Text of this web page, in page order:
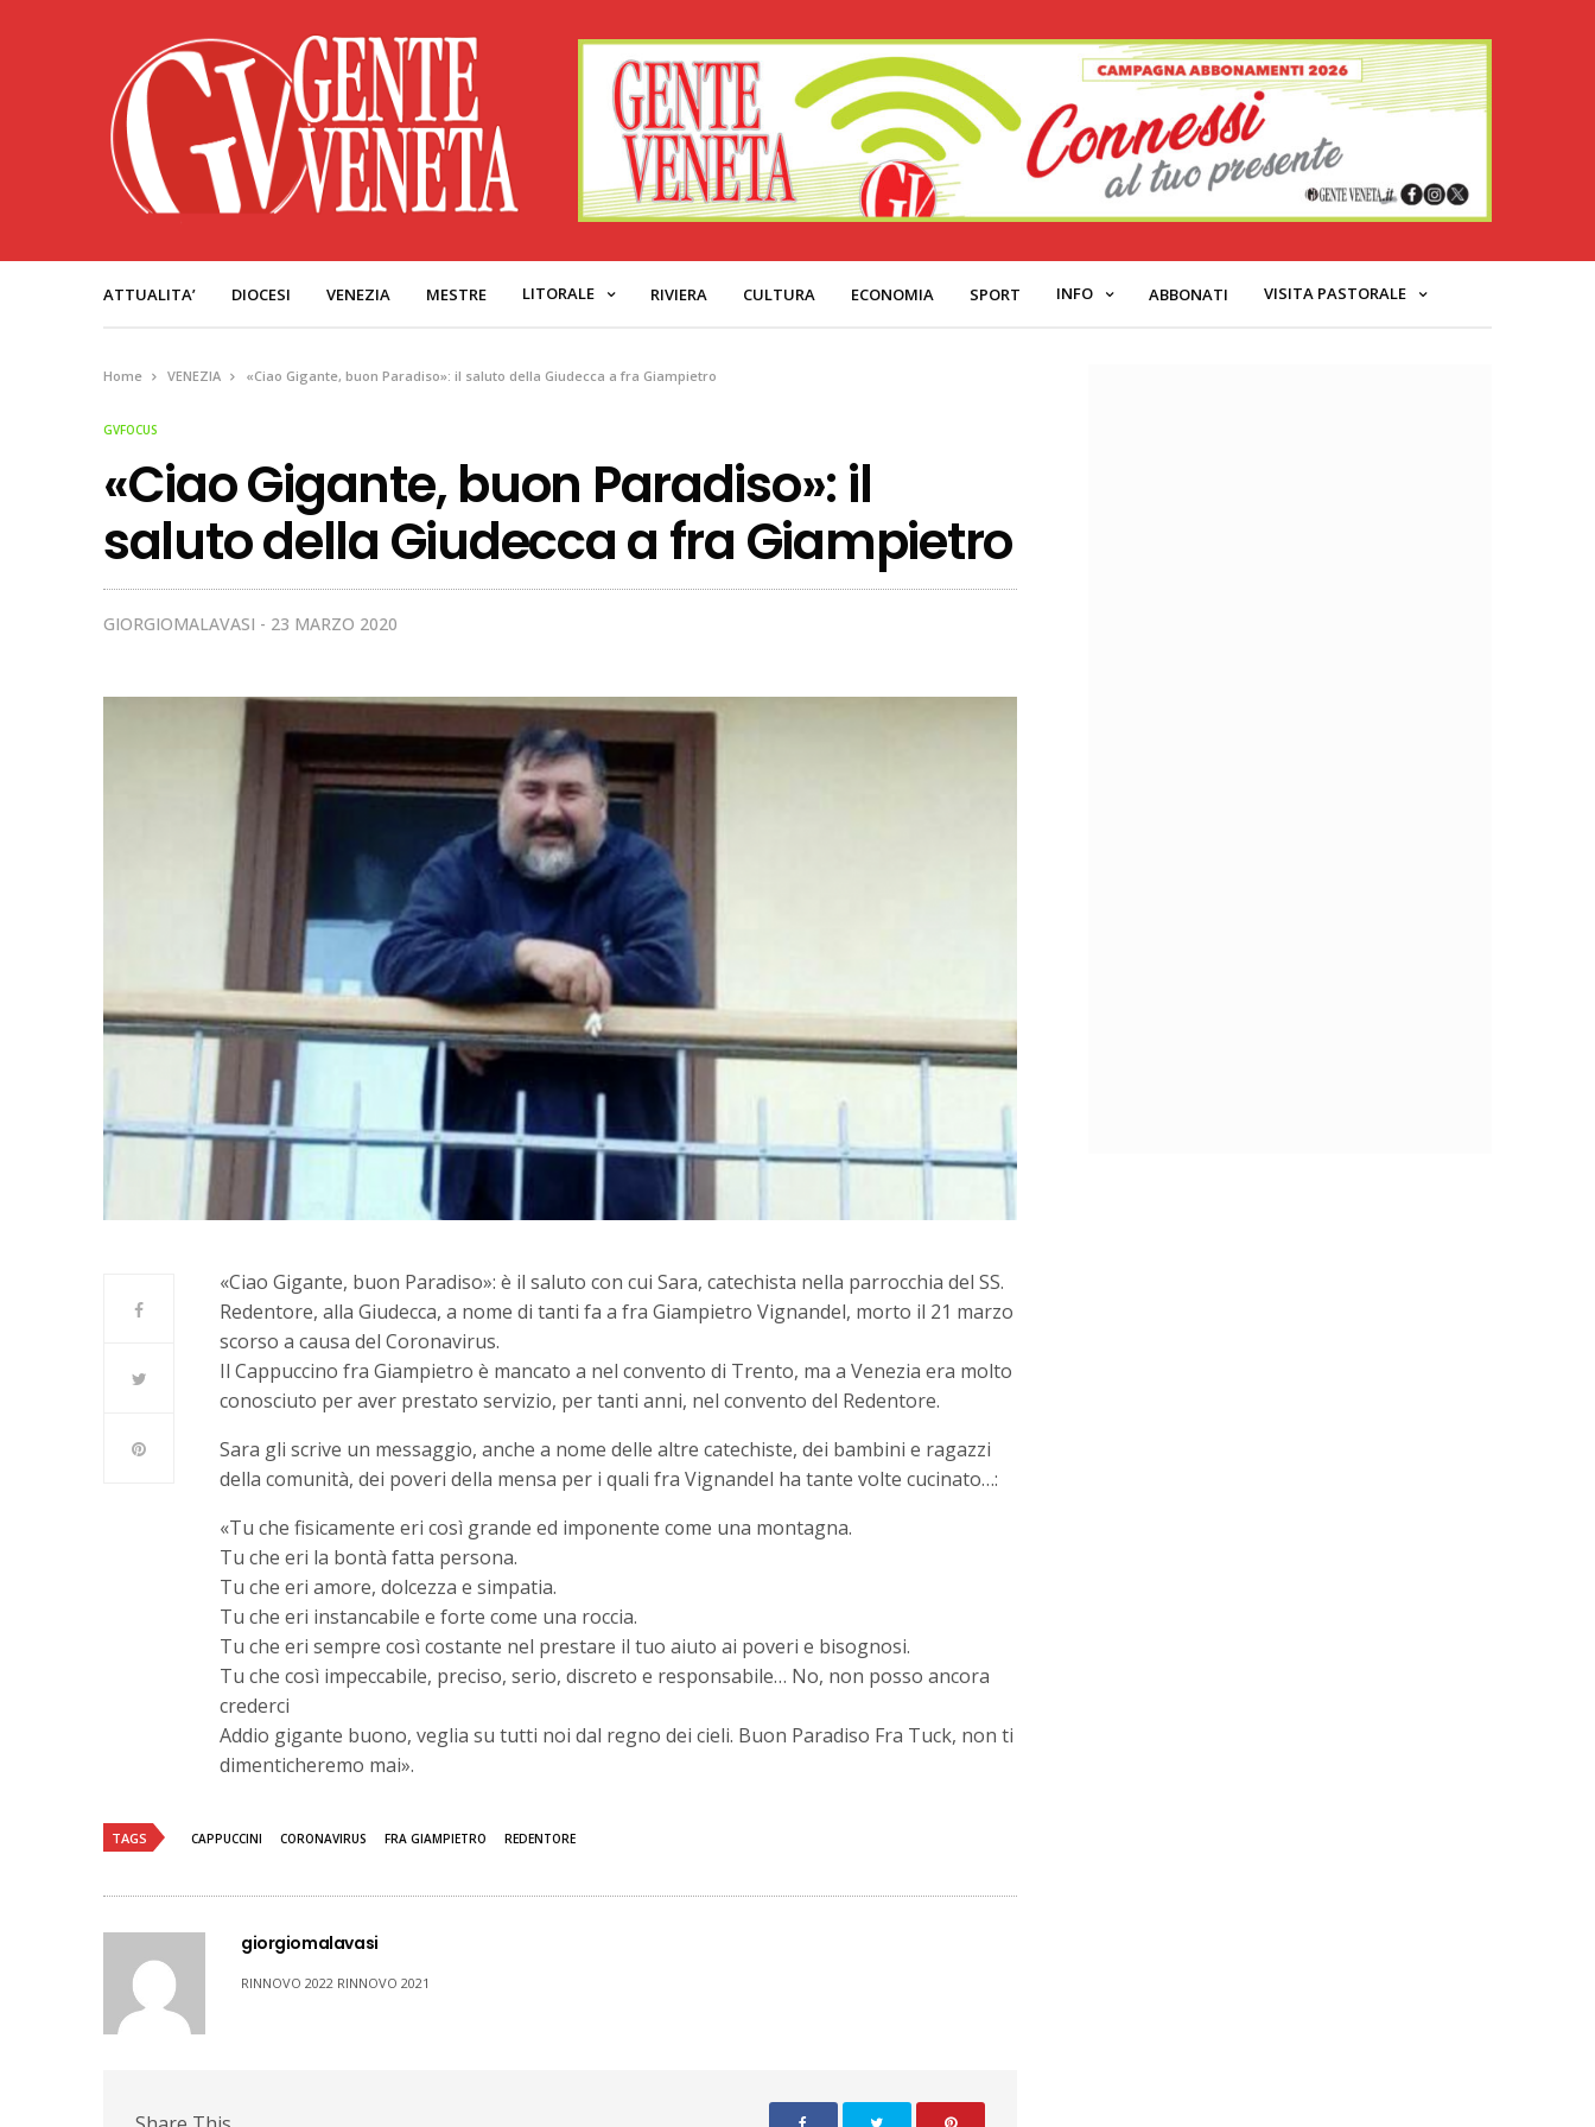
ATTUALITA’ DIOCESI VENEZIA MESTRE LITORALE RIVIERA CULTURA ECONOMIA SPORT INFO ABBONATI VISITA PASTORALE
Home VENEZIA «Ciao Gigante, buon Paradiso»: il saluto della Giudecca a fra Giampietro
GVFOCUS
«Ciao Gigante, buon Paradiso»: il
saluto della Giudecca a fra Giampietro
GIORGIOMALAVASI 23 MARZO 2020
«Ciao Gigante, buon Paradiso»: è il saluto con cui Sara, catechista nella parrocchia del SS.
Redentore, alla Giudecca, a nome di tanti fa a fra Giampietro Vignandel, morto il 21 marzo
scorso a causa del Coronavirus.
Il Cappuccino fra Giampietro è mancato a nel convento di Trento, ma a Venezia era molto
conosciuto per aver prestato servizio, per tanti anni, nel convento del Redentore.
Sara gli scrive un messaggio, anche a nome delle altre catechiste, dei bambini e ragazzi
della comunità, dei poveri della mensa per i quali fra Vignandel ha tante volte cucinato…:
«Tu che fisicamente eri così grande ed imponente come una montagna.
Tu che eri la bontà fatta persona.
Tu che eri amore, dolcezza e simpatia.
Tu che eri instancabile e forte come una roccia.
Tu che eri sempre così costante nel prestare il tuo aiuto ai poveri e bisognosi.
Tu che così impeccabile, preciso, serio, discreto e responsabile… No, non posso ancora
crederci
Addio gigante buono, veglia su tutti noi dal regno dei cieli. Buon Paradiso Fra Tuck, non ti
dimenticheremo mai».
TAGS CAPPUCCINI CORONAVIRUS FRA GIAMPIETRO REDENTORE
giorgiomalavasi
RINNOVO 2022 RINNOVO 2021